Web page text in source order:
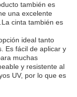
también es
una excelente
cinta también es
ideal tanto
Es fácil de aplicar y
muchas
y resistente al
UV, por lo que es